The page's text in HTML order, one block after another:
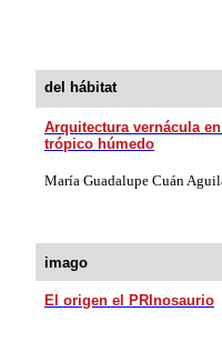
del hábitat
Arquitectura vernácula en
trópico húmedo
María Guadalupe Cuán
imago
El origen el PRInosaurio